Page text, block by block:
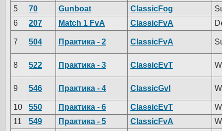
5 70 Gunboat ClassicFog
6
207 Match 1 FvA ClassicFvA
7 504 Практика - 2 ClassicFvA
8 522 Практика - 3 ClassicEvT
9 546 Практика - 4 ClassicGvI
10 550 Практика - 6 ClassicEvT
11
549 Практика - 5 ClassicFvA